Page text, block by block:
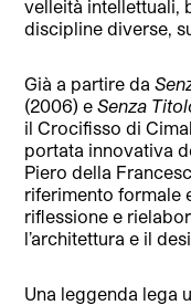
velleità intellettuali,
discipline diverse,
Già a partire da
(2006) eSenza
il Crocifisso di
portata innovativa
Piero della
riferimento formale
riflessione e
l’architettura e il
Una leggenda lega